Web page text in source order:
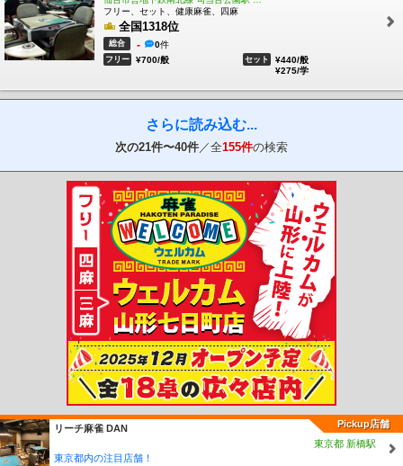
✨わんちゃす🐶では御新規様へも感謝の気持ちを込めて✨
ご新規様へ🎁➡️次回から使用出来る割引券人数分➕️VIP割引
券➕️ビール券差し上げています😊【使用出来る期間期間3ヶ
月以内】
せんのでご了承下さい🙇
紙タバコ🚬は、設置の喫煙スペースでのみ喫煙可能になっ
ております🙆
✨電子タバコの本体デバイスを【アイコス、プルームテッ
ク】無料で貸出ししております✨
🎲セット様にお知らせです🎲♥🎲フリー様にもお知らせです
🎲
問い合わせが殺到しているために…✨VIPルームとして開放
✨普段YouTube、PV等で🀄撮影スタジオとして併設してい
る
お部屋をご使用していただくことも可能となりました✨🀄
とてもキレイなお部屋でプライベートな空間になり最高の
環境になっております✨🀄
ませ🌟】
フリー、セット、健康麻雀、四麻
全国1318位
総合 - 0件
フリー ¥700/般 セット
¥440/般
¥275/学
さらに読み込む...
次の21件〜40件／全155件の検索
Pickup店舗
リーチ麻雀 DAN
東京都 新橋駅
東京都内の注目店舗！